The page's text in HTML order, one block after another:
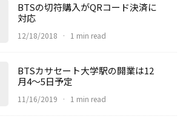
BTSの切符購入がQRコード決済に
対応
12/18/2018 · 1 min read
BTSカサセート大学駅の開業は12
月4～5日予定
11/16/2019 · 1 min read